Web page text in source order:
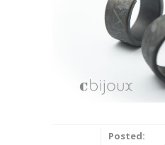
Posted: